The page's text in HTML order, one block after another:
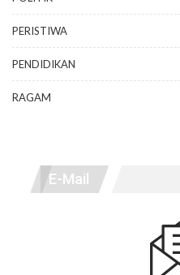
PERISTIWA
PENDIDIKAN
RAGAM
E-Mail